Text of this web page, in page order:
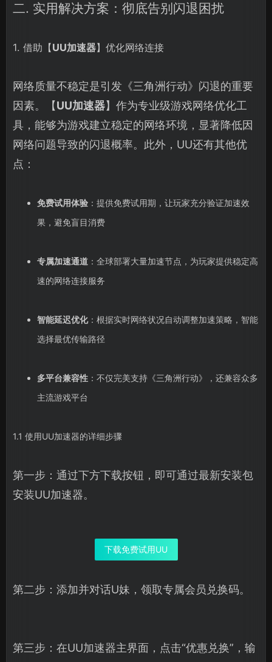
二. 实用解决方案：彻底告别闪退困扰
1. 借助【UU加速器】优化网络连接
网络质量不稳定是引发《三角洲行动》闪退的重要
因素。【UU加速器】作为专业级游戏网络优化工
具，能够为游戏建立稳定的网络环境，显著降低因
网络问题导致的闪退概率。此外，UU还有其他优
点：
免费试用体验：提供免费试用期，让玩家充分验证加速效
果，避免盲目消费
专属加速通道：全球部署大量加速节点，为玩家提供稳定高
速的网络连接服务
智能延迟优化：根据实时网络状况自动调整加速策略，智能
选择最优传输路径
多平台兼容性：不仅完美支持《三角洲行动》，还兼容众多
主流游戏平台
1.1 使用UU加速器的详细步骤
第一步：通过下方下载按钮，即可通过最新安装包
安装UU加速器。
下载免费试用UU
第二步：添加并对话U妹，领取专属会员兑换码。
第三步：在UU加速器主界面，点击“优惠兑换”，输